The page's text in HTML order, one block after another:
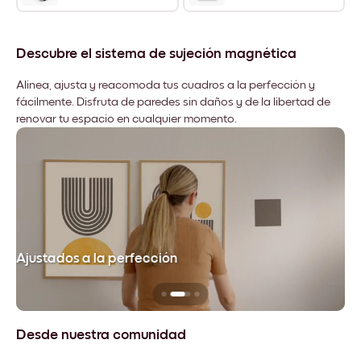
Descubre el sistema de sujeción magnética
Alinea, ajusta y reacomoda tus cuadros a la perfección y
fácilmente. Disfruta de paredes sin daños y de la libertad de
renovar tu espacio en cualquier momento.
Ajustados a la perfección
Desde nuestra comunidad